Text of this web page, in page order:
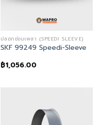
ปลอกซ่อมเพลา (SPEEDI SLEEVE)
SKF 99249 Speedi-Sleeve
฿1,056.00